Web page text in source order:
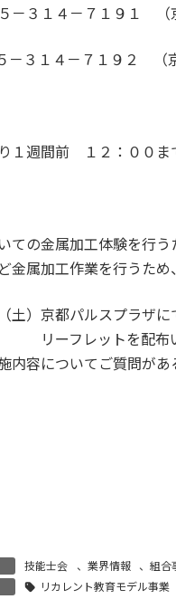
－３１４－７１９１ （
－３１４－７１９２ （
１週間前 １２：００ま
ての金属加工体験を行う
金属加工作業を行うため
土）京都パルスプラザに
レットを配布いた
内容についてご質問があ
技能士会 、 業界情報 、組合
リカレント教育モデル事業